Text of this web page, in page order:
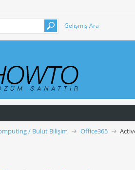
Gelişmiş Ara
/ Bulut Bilişim Office365